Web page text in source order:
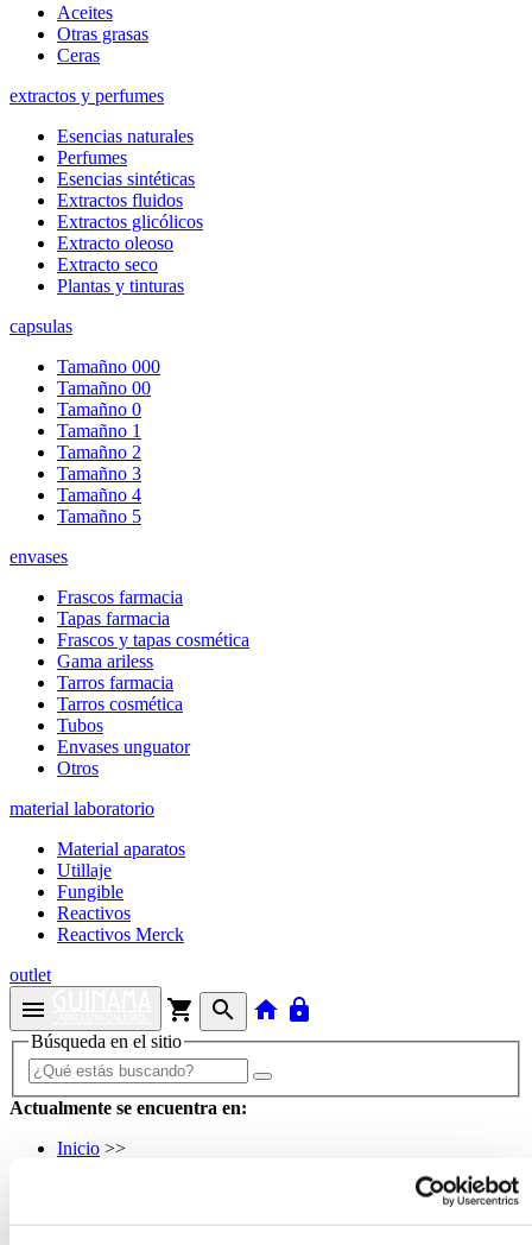
Aceites
Otras grasas
Ceras
extractos y perfumes
Esencias naturales
Perfumes
Esencias sintéticas
Extractos fluidos
Extractos glicólicos
Extracto oleoso
Extracto seco
Plantas y tinturas
capsulas
Tamañno 000
Tamañno 00
Tamañno 0
Tamañno 1
Tamañno 2
Tamañno 3
Tamañno 4
Tamañno 5
envases
Frascos farmacia
Tapas farmacia
Frascos y tapas cosmética
Gama ariless
Tarros farmacia
Tarros cosmética
Tubos
Envases unguator
Otros
material laboratorio
Material aparatos
Utillaje
Fungible
Reactivos
Reactivos Merck
outlet
menu shopping_cart search home lock
Búsqueda en el sitio
Actualmente se encuentra en:
Inicio >>
Ficha de producto